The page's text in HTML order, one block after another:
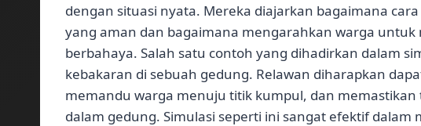
dengan situasi nyata. Mereka diajarkan bagaimana
yang aman dan bagaimana mengarahkan warga
berbahaya. Salah satu contoh yang dihadirkan dalam
kebakaran di sebuah gedung. Relawan diharapkan
memandu warga menuju titik kumpul, dan memastikan
dalam gedung. Simulasi seperti ini sangat efektif dalam